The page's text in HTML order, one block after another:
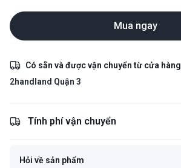
Mua ngay
Có sẵn và được vận chuyển từ cửa hàng
2handland Quận 3
Tính phí vận chuyển
Hỏi về sản phẩm